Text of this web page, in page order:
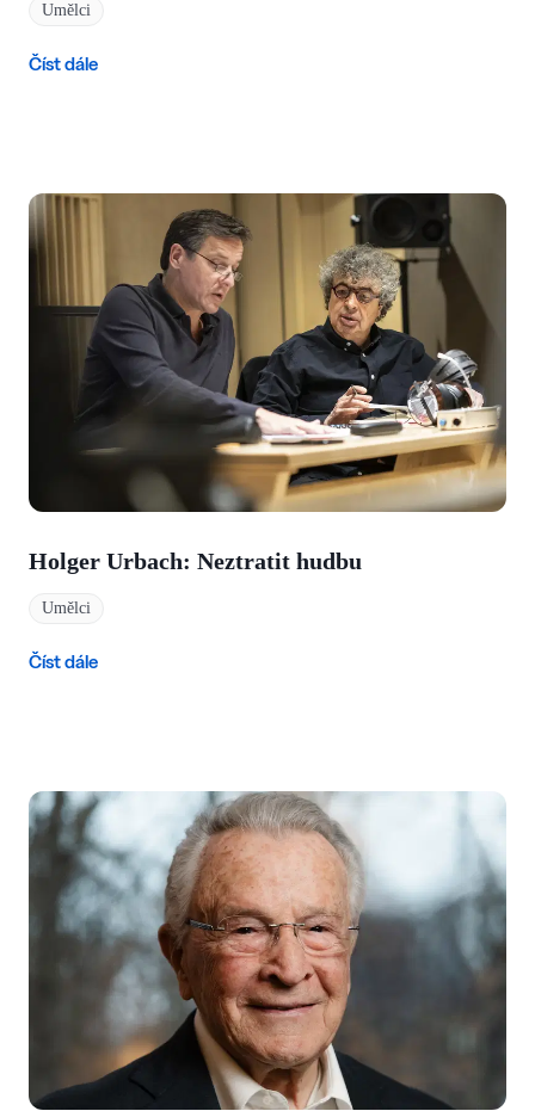
Umělci
Číst dále
Holger Urbach: Neztratit hudbu
Umělci
Číst dále